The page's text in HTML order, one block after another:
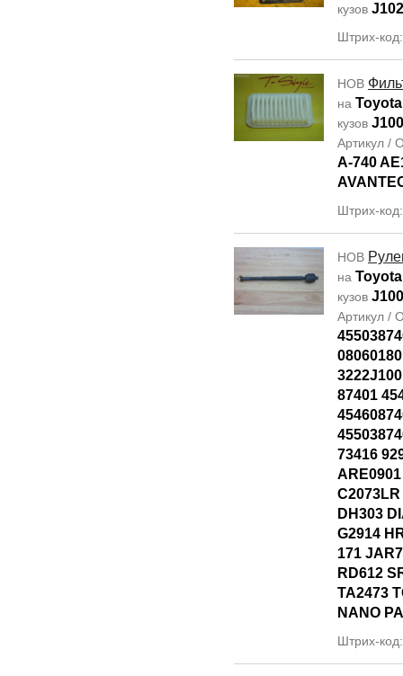
кузов
Штрих-
НОВ
на
кузов J100
Артикул /
A-740
Штрих-
НОВ
на
кузов
Артикул /
87401
73416
DH303
G2914
171
RD612
TA2473
NANO
Штрих-